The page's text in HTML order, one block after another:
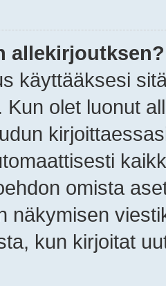
allekirjoutksen?
käyttääksesi
Kun olet luonut
omista
näkymisen
kun kirjoitat